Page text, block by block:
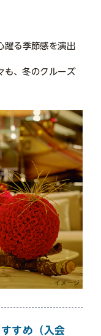
躍る季節感を演出
も、冬のクルーズ
すめ（入会